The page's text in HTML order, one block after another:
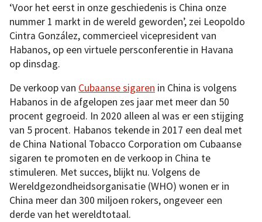
‘Voor het eerst in onze geschiedenis is China onze
nummer 1 markt in de wereld geworden’, zei Leopoldo
Cintra González, commercieel vicepresident van
Habanos, op een virtuele persconferentie in Havana
op dinsdag.
De verkoop van Cubaanse sigaren in China is volgens
Habanos in de afgelopen zes jaar met meer dan 50
procent gegroeid. In 2020 alleen al was er een stijging
van 5 procent. Habanos tekende in 2017 een deal met
de China National Tobacco Corporation om Cubaanse
sigaren te promoten en de verkoop in China te
stimuleren. Met succes, blijkt nu. Volgens de
Wereldgezondheidsorganisatie (WHO) wonen er in
China meer dan 300 miljoen rokers, ongeveer een
derde van het wereldtotaal.